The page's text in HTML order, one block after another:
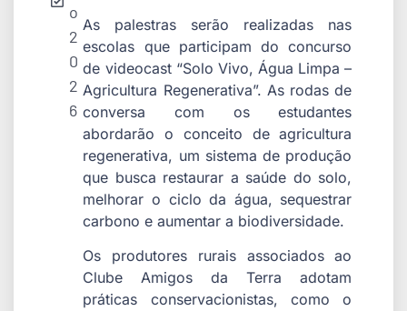
o
2
0
2
6
As palestras serão realizadas nas
escolas que participam do concurso
de videocast “Solo Vivo, Água Limpa –
Agricultura Regenerativa”. As rodas de
conversa com os estudantes
abordarão o conceito de agricultura
regenerativa, um sistema de produção
que busca restaurar a saúde do solo,
melhorar o ciclo da água, sequestrar
carbono e aumentar a biodiversidade.
Os produtores rurais associados ao
Clube Amigos da Terra adotam
práticas conservacionistas, como o